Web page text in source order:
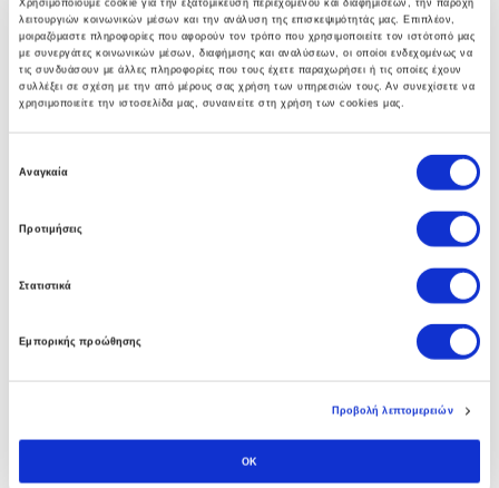
Χρησιμοποιούμε cookie για την εξατομίκευση περιεχομένου και διαφημίσεων, την παροχή
λειτουργιών κοινωνικών μέσων και την ανάλυση της επισκεψιμότητάς μας. Επιπλέον,
μοιραζόμαστε πληροφορίες που αφορούν τον τρόπο που χρησιμοποιείτε τον ιστότοπό μας
με συνεργάτες κοινωνικών μέσων, διαφήμισης και αναλύσεων, οι οποίοι ενδεχομένως να
τις συνδυάσουν με άλλες πληροφορίες που τους έχετε παραχωρήσει ή τις οποίες έχουν
συλλέξει σε σχέση με την από μέρους σας χρήση των υπηρεσιών τους. Αν συνεχίσετε να
χρησιμοποιείτε την ιστοσελίδα μας, συναινείτε στη χρήση των cookies μας.
Αναγκαία
Προτιμήσεις
Στατιστικά
Εμπορικής προώθησης
Προβολή λεπτομερειών
OK
γκάμα υπηρεσιών που βοηθούν στην αναπτύξη
ολοκληρωμένων λύσεων υποδομής.
Η πολυετής εμπειρία των συμβούλων μας στο Soft1
ERP αλλα και άψογη συνεργασία με την SoftOne
εγγυάται στην επιχείρηση σας τα οφέλη απο την
Custom Software